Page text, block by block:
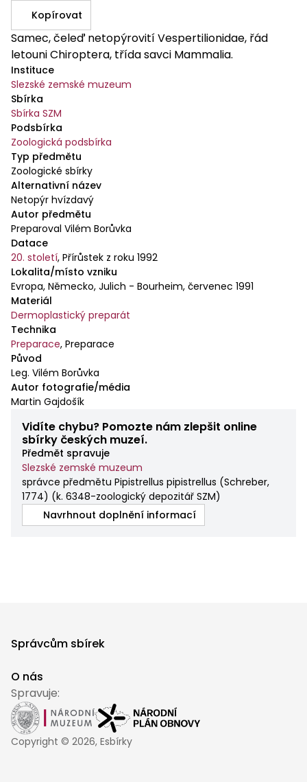
Kopírovat
Samec, čeleď netopýrovití Vespertilionidae, řád
letouni Chiroptera, třída savci Mammalia.
Instituce
Slezské zemské muzeum
Sbírka
Sbírka SZM
Podsbírka
Zoologická podsbírka
Typ předmětu
Zoologické sbírky
Alternativní název
Netopýr hvízdavý
Autor předmětu
Preparoval Vilém Borůvka
Datace
20. století, Přírůstek z roku 1992
Lokalita/místo vzniku
Evropa, Německo, Julich - Bourheim, červenec 1991
Materiál
Dermoplastický preparát
Technika
Preparace, Preparace
Původ
Leg. Vilém Borůvka
Autor fotografie/média
Martin Gajdošík
Vidíte chybu? Pomozte nám zlepšit online
sbírky českých muzeí.
Předmět spravuje
Slezské zemské muzeum
správce předmětu Pipistrellus pipistrellus (Schreber,
1774) (k. 6348-zoologický depozitář SZM)
Navrhnout doplnění informací
Správcům sbírek
O nás
Spravuje:
Copyright © 2026, Esbírky